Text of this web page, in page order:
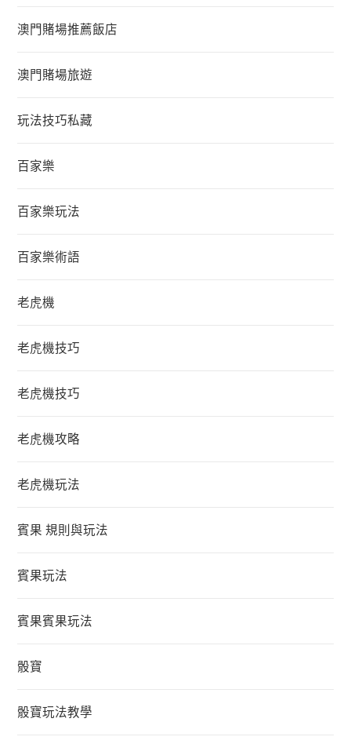
澳門賭場推薦飯店
澳門賭場旅遊
玩法技巧私藏
百家樂
百家樂玩法
百家樂術語
老虎機
老虎機技巧
老虎機技巧
老虎機攻略
老虎機玩法
賓果 規則與玩法
賓果玩法
賓果賓果玩法
骰寶
骰寶玩法教學